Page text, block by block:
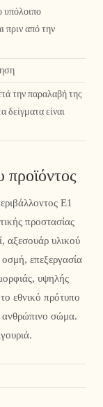
υπόλοιπο
πριν από την
την παραλαβή της
δείγματα είναι
E1
προστασίας
αξεσουάρ υλικού
επεξεργασία
υψηλής
εθνικό πρότυπο
ανθρώπινο σώμα.